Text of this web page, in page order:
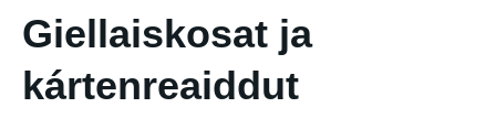
Giellaiskosat ja
kártenreaiddut